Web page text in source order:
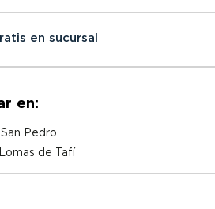
en sucursal
en:
Pedro
de Tafí